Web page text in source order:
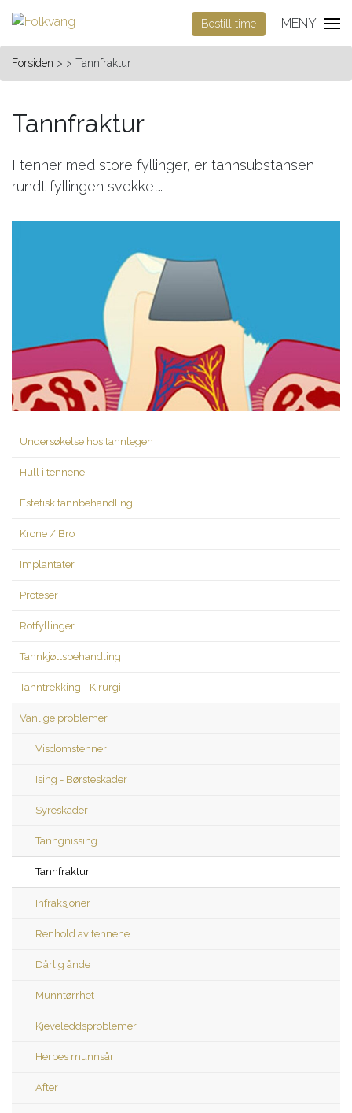
MENY
Bestill time
Forsiden > > Tannfraktur
Tannfraktur
I tenner med store fyllinger, er tannsubstansen
rundt fyllingen svekket…
Undersøkelse hos tannlegen
Hull i tennene
Estetisk tannbehandling
Krone / Bro
Implantater
Proteser
Rotfyllinger
Tannkjøttsbehandling
Tanntrekking - Kirurgi
Vanlige problemer
Visdomstenner
Ising - Børsteskader
Syreskader
Tanngnissing
Tannfraktur
Infraksjoner
Renhold av tennene
Dårlig ånde
Munntørrhet
Kjeveleddsproblemer
Herpes munnsår
After